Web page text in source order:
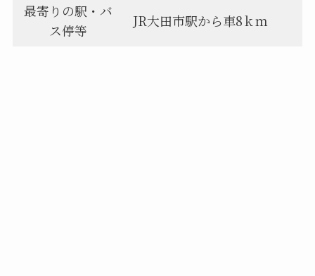
最寄りの駅・バ
ス停等
JR大田市駅から車8ｋｍ